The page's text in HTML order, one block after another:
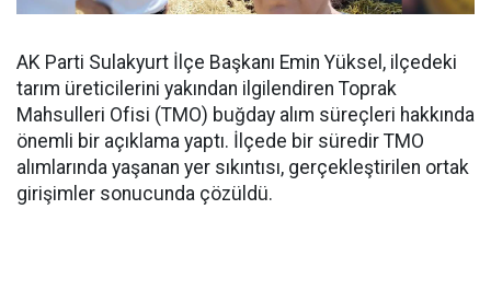
AK Parti Sulakyurt İlçe Başkanı Emin Yüksel, ilçedeki
tarım üreticilerini yakından ilgilendiren Toprak
Mahsulleri Ofisi (TMO) buğday alım süreçleri hakkında
önemli bir açıklama yaptı. İlçede bir süredir TMO
alımlarında yaşanan yer sıkıntısı, gerçekleştirilen ortak
girişimler sonucunda çözüldü.